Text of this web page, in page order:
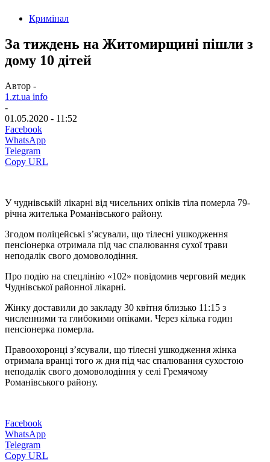
Кримінал
За тиждень на Житомирщині пішли з
дому 10 дітей
Автор -
1.zt.ua info
-
01.05.2020 - 11:52
Facebook
WhatsApp
Telegram
Copy URL
У чуднівській лікарні від чисельних опіків тіла померла 79-
річна жителька Романівського району.
Згодом поліцейські з’ясували, що тілесні ушкодження
пенсіонерка отримала під час спалювання сухої трави
неподалік свого домоволодіння.
Про подію на спецлінію «102» повідомив черговий медик
Чуднівської районної лікарні.
Жінку доставили до закладу 30 квітня близько 11:15 з
численними та глибокими опіками. Через кілька годин
пенсіонерка померла.
Правоохоронці з’ясували, що тілесні ушкодження жінка
отримала вранці того ж дня під час спалювання сухостою
неподалік свого домоволодіння у селі Гремячому
Романівського району.
Facebook
WhatsApp
Telegram
Copy URL